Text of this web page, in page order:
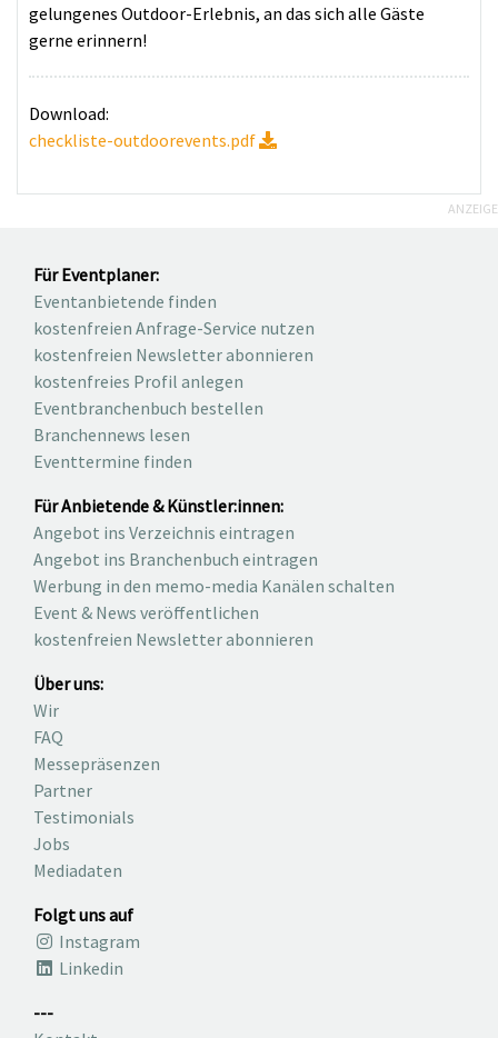
gelungenes Outdoor-Erlebnis, an das sich alle Gäste
gerne erinnern!
Download:
checkliste-outdoorevents.pdf
ANZEIGE
Für Eventplaner:
Eventanbietende finden
kostenfreien Anfrage-Service nutzen
kostenfreien Newsletter abonnieren
kostenfreies Profil anlegen
Eventbranchenbuch bestellen
Branchennews lesen
Eventtermine finden
Für Anbietende & Künstler:innen:
Angebot ins Verzeichnis eintragen
Angebot ins Branchenbuch eintragen
Werbung in den memo-media Kanälen schalten
Event & News veröffentlichen
kostenfreien Newsletter abonnieren
Über uns:
Wir
FAQ
Messepräsenzen
Partner
Testimonials
Jobs
Mediadaten
Folgt uns auf
Instagram
Linkedin
---